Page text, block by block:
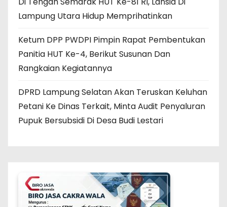
Lampung Utara Hidup Memprihatinkan
Ketum DPP PWDPI Pimpin Rapat Pembentukan
Panitia HUT Ke-4, Berikut Susunan Dan
Rangkaian Kegiatannya
DPRD Lampung Selatan Akan Teruskan Keluhan
Petani Ke Dinas Terkait, Minta Audit Penyaluran
Pupuk Bersubsidi Di Desa Budi Lestari